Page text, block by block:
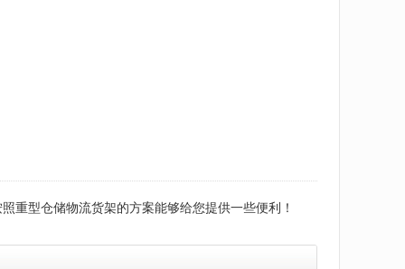
重型仓储物流货架的方案能够给您提供一些便利！